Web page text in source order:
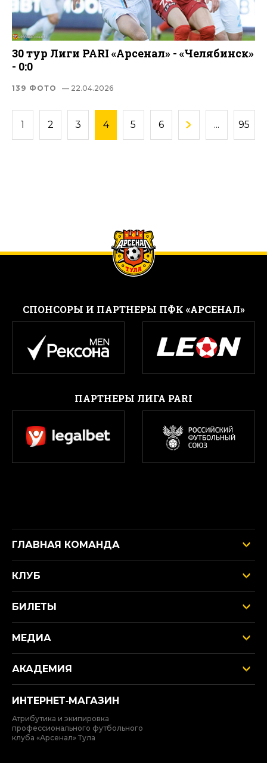
30 тур Лиги PARI «Арсенал» - «Челябинск»
- 0:0
139 ФОТО — 22.04.2026
1 2 3 4 5 6 ... 95
CПОНСОРЫ И ПАРТНЕРЫ ПФК «АРСЕНАЛ»
ПАРТНЕРЫ ЛИГА PARI
ГЛАВНАЯ КОМАНДА
КЛУБ
БИЛЕТЫ
МЕДИА
АКАДЕМИЯ
ИНТЕРНЕТ‑МАГАЗИН
Атрибутика и экипировка
профессионального футбольного
клуба «Арсенал» Тула